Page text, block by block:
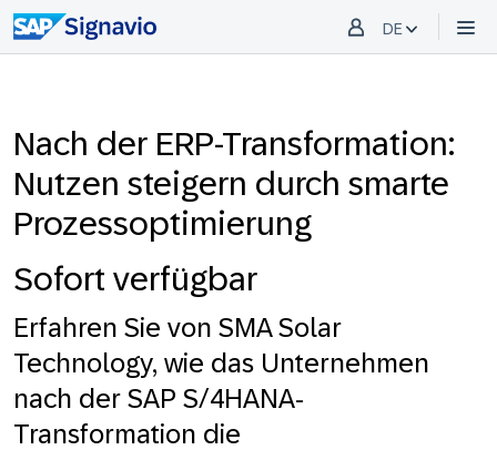
DE
Nach der ERP-Transformation:
Nutzen steigern durch smarte
Prozessoptimierung
Sofort verfügbar
Erfahren Sie von SMA Solar
Technology, wie das Unternehmen
nach der SAP S/4HANA-
Transformation die